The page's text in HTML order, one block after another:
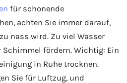
für schonende
achten Sie immer darauf,
nass wird. Zu viel Wasser
Schimmel fördern. Wichtig: Ein
in Ruhe trocknen.
Sie für Luftzug, und